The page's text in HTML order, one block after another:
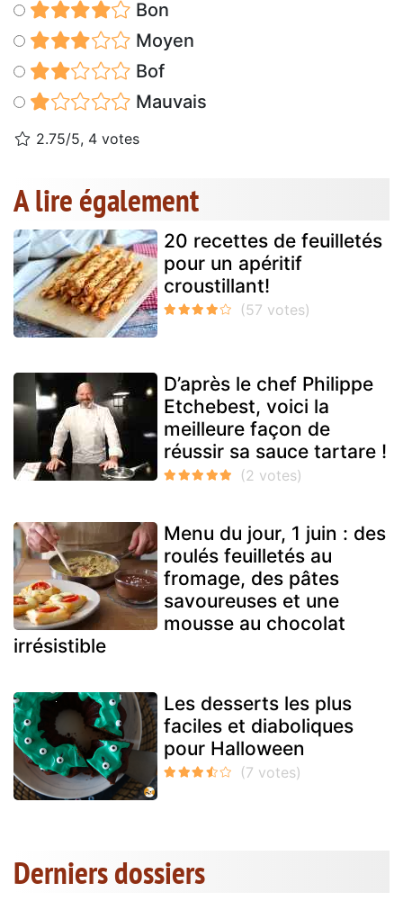
Bon
Moyen
Bof
Mauvais
2.75/5, 4 votes
A lire également
20 recettes de feuilletés
pour un apéritif
croustillant!
D’après le chef Philippe
Etchebest, voici la
meilleure façon de
réussir sa sauce tartare !
Menu du jour, 1 juin : des
roulés feuilletés au
fromage, des pâtes
savoureuses et une
mousse au chocolat
irrésistible
Les desserts les plus
faciles et diaboliques
pour Halloween
Derniers dossiers